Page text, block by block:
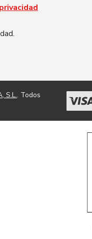
S.L.. Todos